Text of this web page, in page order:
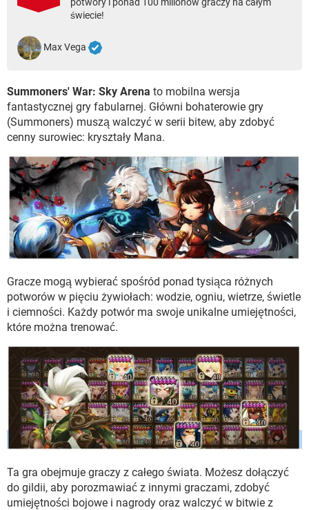
WINDOWS 10
świecie!
Max Vega
Summoners' War: Sky Arena to mobilna wersja
fantastycznej gry fabularnej. Główni bohaterowie gry
(Summoners) muszą walczyć w serii bitew, aby zdobyć
cenny surowiec: kryształy Mana.
Gracze mogą wybierać spośród ponad tysiąca różnych
potworów w pięciu żywiołach: wodzie, ogniu, wietrze, świetle
i ciemności. Każdy potwór ma swoje unikalne umiejętności,
które można trenować.
Ta gra obejmuje graczy z całego świata. Możesz dołączyć
do gildii, aby porozmawiać z innymi graczami, zdobyć
umiejętności bojowe i nagrody oraz walczyć w bitwie z